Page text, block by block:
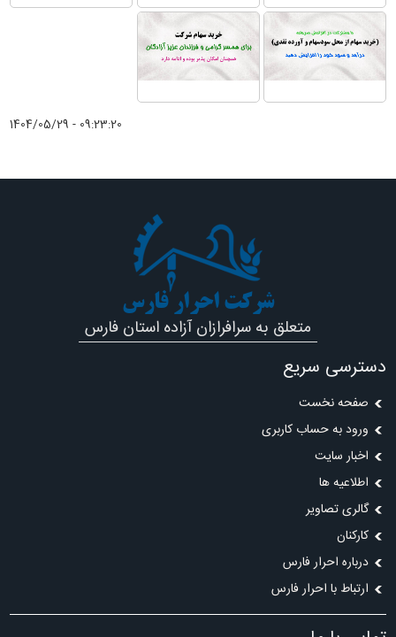
1404/05/29 - 09:23:20
شرکت احرار فارس
متعلق به سرافرازان آزاده استان فارس
دسترسی سریع
صفحه نخست
ورود به حساب کاربری
اخبار سایت
اطلاعیه ها
گالری تصاویر
کارکنان
درباره احرار فارس
ارتباط با احرار فارس